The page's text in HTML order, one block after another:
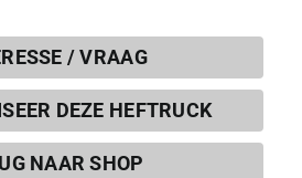
/ VRAAG
DEZE HEFTRUCK
NAAR SHOP